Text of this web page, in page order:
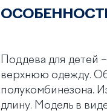
Поддева для
верхнюю одежду.
полукомбинезона.
длину. Модель в